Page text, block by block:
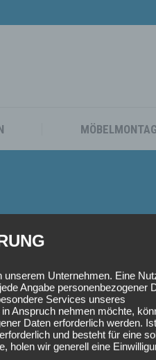
Unternehmen. Eine
Angabe personenbezogener
Services unseres
Anspruch nehmen möchte,
Daten erforderlich werden.
und besteht für eine
holen wir generell eine